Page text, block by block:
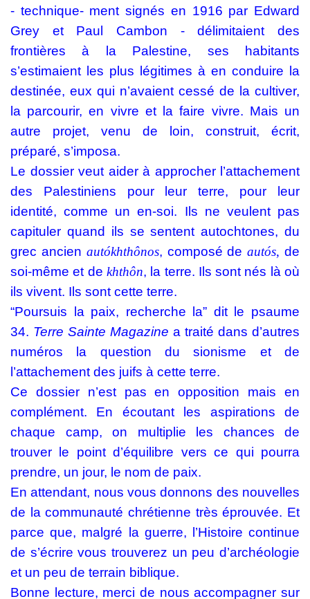
- technique- ment signés en 1916 par Edward
Grey et Paul Cambon - délimitaient des
frontières à la Palestine, ses habitants
s’estimaient les plus légitimes à en conduire la
destinée, eux qui n’avaient cessé de la cultiver,
la parcourir, en vivre et la faire vivre. Mais un
autre projet, venu de loin, construit, écrit,
préparé, s’imposa.
Le dossier veut aider à approcher l’attachement
des Palestiniens pour leur terre, pour leur
identité, comme un en-soi. Ils ne veulent pas
capituler quand ils se sentent autochtones, du
grec ancien autókhthônos, composé deautós, de
soi-même et de khthôn, la terre. Ils sont nés là où
ils vivent. Ils sont cette terre.
“Poursuis la paix, recherche la” dit le psaume
34. Terre Sainte Magazine a traité dans d’autres
numéros la question du sionisme et de
l’attachement des juifs à cette terre.
Ce dossier n’est pas en opposition mais en
complément. En écoutant les aspirations de
chaque camp, on multiplie les chances de
trouver le point d’équilibre vers ce qui pourra
prendre, un jour, le nom de paix.
En attendant, nous vous donnons des nouvelles
de la communauté chrétienne très éprouvée. Et
parce que, malgré la guerre, l’Histoire continue
de s’écrire vous trouverez un peu d’archéologie
et un peu de terrain biblique.
Bonne lecture, merci de nous accompagner sur